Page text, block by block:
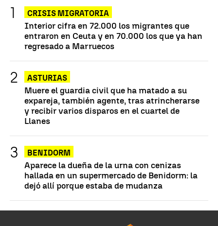
CRISIS MIGRATORIA
Interior cifra en 72.000 los migrantes que
entraron en Ceuta y en 70.000 los que ya han
regresado a Marruecos
ASTURIAS
Muere el guardia civil que ha matado a su
expareja, también agente, tras atrincherarse
y recibir varios disparos en el cuartel de
Llanes
BENIDORM
Aparece la dueña de la urna con cenizas
hallada en un supermercado de Benidorm: la
dejó allí porque estaba de mudanza